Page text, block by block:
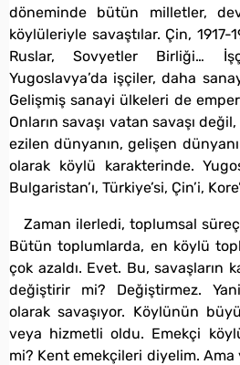
döneminde bütün milletler,
köylüleriyle savaştılar. Çin, 1917-
Ruslar, Sovyetler Birliği…
Yugoslavya’da işçiler, daha
Gelişmiş sanayi ülkeleri de
Onların savaşı vatan savaşı
ezilen dünyanın, gelişen
olarak köylü karakterinde.
Bulgaristan’ı, Türkiye’si, Çin’i,
Zaman ilerledi, toplumsal
Bütün toplumlarda, en köylü
çok azaldı. Evet. Bu, savaşların
değiştirir mi? Değiştirmez.
olarak savaşıyor. Köylünün
veya hizmetli oldu. Emekçi
mi? Kent emekçileri diyelim.